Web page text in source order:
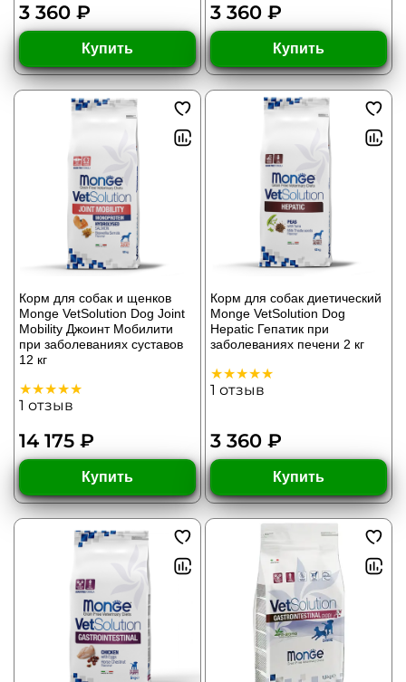
3 360 ₽
Купить
3 360 ₽
Купить
Корм для собак и щенков
Monge VetSolution Dog Joint
Mobility Джоинт Мобилити
при заболеваниях суставов
12 кг
1 отзыв
14 175 ₽
Купить
Корм для собак диетический
Monge VetSolution Dog
Hepatic Гепатик при
заболеваниях печени 2 кг
1 отзыв
3 360 ₽
Купить